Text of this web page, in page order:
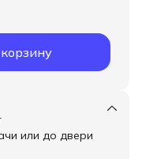
или до двери